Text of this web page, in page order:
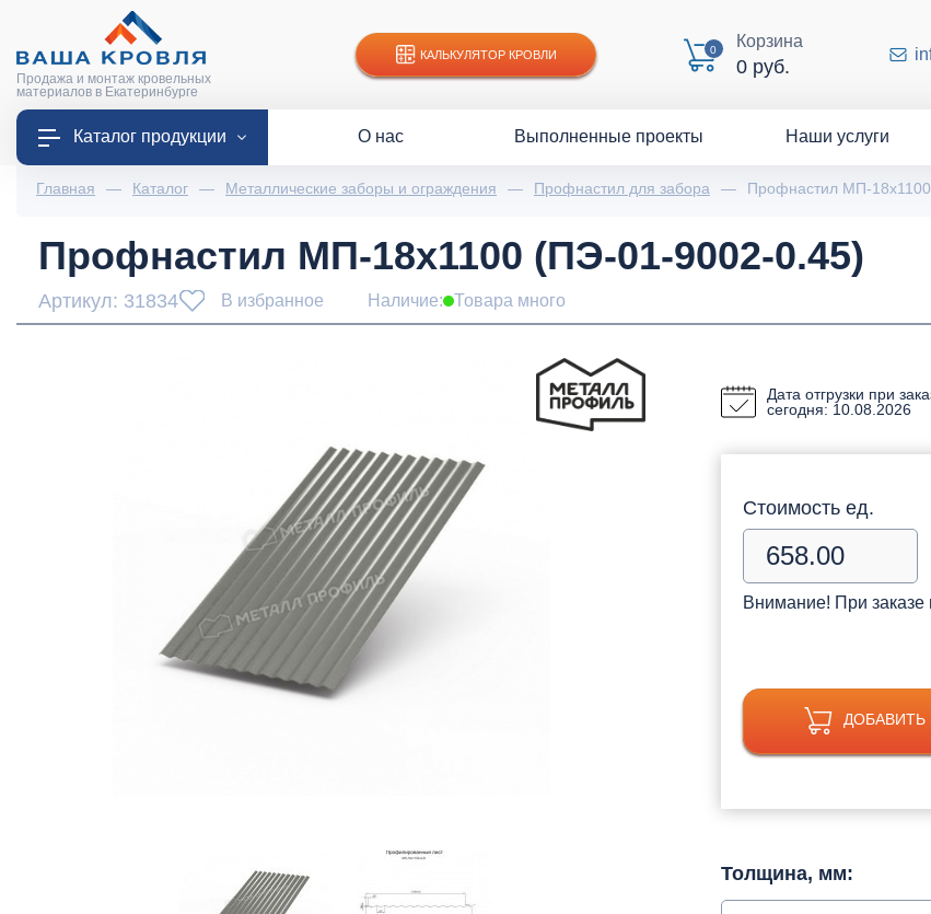
Продажа и монтаж кровельных
материалов в Екатеринбурге
КАЛЬКУЛЯТОР КРОВЛИ 0 Корзина
0 руб.
Каталог продукции О нас Выполненные проекты Наши услуги
Главная — Каталог — Металлические заборы и ограждения — Профнастил для забора — Профнастил МП-
Профнастил МП-18х1100 (ПЭ-01-9002-0.45)
Артикул: 31834 В избранное Наличие: Товара много
Дата отгрузки при
сегодня: 10.08.2026
Стоимость ед.
Внимание! При
ДОБАВИТЬ
Толщина, мм: